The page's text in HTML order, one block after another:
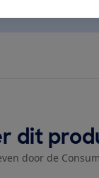
dit
door de